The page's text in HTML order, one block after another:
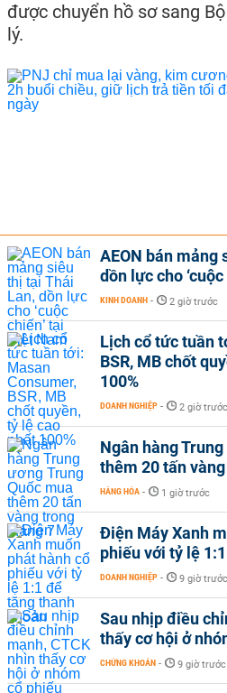
được chuyển hồ sơ sang
lý.
AEON bán mảng
dồn lực cho
KINH DOANH - 2 giờ trước
Lịch cổ tức tuần
BSR, MB chốt
100%
DOANH NGHIỆP - 2 giờ trước
Ngân hàng
thêm 20 tấn
HÀNG HÓA - 1 giờ trước
Điện Máy Xanh
phiếu với tỷ lệ
DOANH NGHIỆP - 9 giờ trước
Sau nhịp điều
thấy cơ hội ở
CHỨNG KHOÁN - 9 giờ trước